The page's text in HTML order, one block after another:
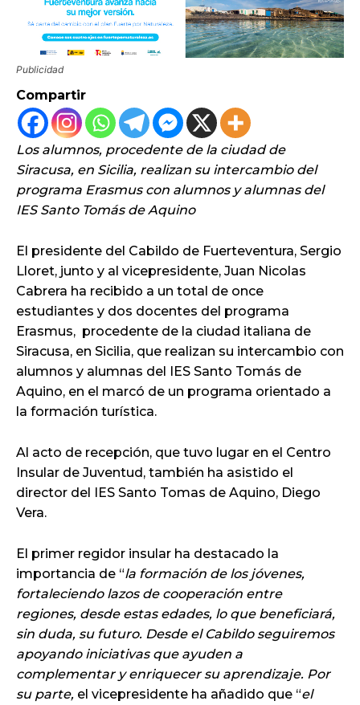
Publicidad
Compartir
Los alumnos, procedente de la ciudad de
Siracusa, en Sicilia, realizan su intercambio del
programa Erasmus con alumnos y alumnas del
IES Santo Tomás de Aquino
El presidente del Cabildo de Fuerteventura, Sergio
Lloret, junto y al vicepresidente, Juan Nicolas
Cabrera ha recibido a un total de once
estudiantes y dos docentes del programa
Erasmus, procedente de la ciudad italiana de
Siracusa, en Sicilia, que realizan su intercambio con
alumnos y alumnas del IES Santo Tomás de
Aquino, en el marcó de un programa orientado a
la formación turística.
Al acto de recepción, que tuvo lugar en el Centro
Insular de Juventud, también ha asistido el
director del IES Santo Tomas de Aquino, Diego
Vera.
El primer regidor insular ha destacado la
importancia de “la formación de los jóvenes,
fortaleciendo lazos de cooperación entre
regiones, desde estas edades, lo que beneficiará,
sin duda, su futuro. Desde el Cabildo seguiremos
apoyando iniciativas que ayuden a
complementar y enriquecer su aprendizaje. Por
su parte, el vicepresidente ha añadido que “el